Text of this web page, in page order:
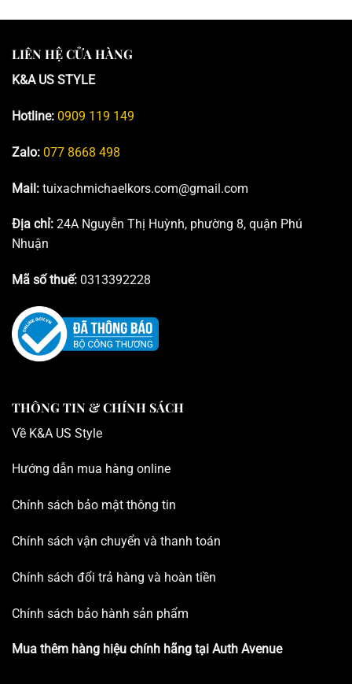
LIÊN HỆ CỬA HÀNG
K&A US STYLE
Hotline: 0909 119 149
Zalo: 077 8668 498
Mail: tuixachmichaelkors.com@gmail.com
Địa chỉ: 24A Nguyễn Thị Huỳnh, phường 8, quận Phú
Nhuận
Mã số thuế: 0313392228
THÔNG TIN & CHÍNH SÁCH
Về K&A US Style
Hướng dẫn mua hàng online
Chính sách bảo mật thông tin
Chính sách vận chuyển và thanh toán
Chính sách đổi trả hàng và hoàn tiền
Chính sách bảo hành sản phẩm
Mua thêm hàng hiệu chính hãng tại Auth Avenue